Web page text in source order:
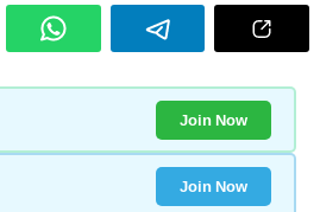
Join Now
Join Now